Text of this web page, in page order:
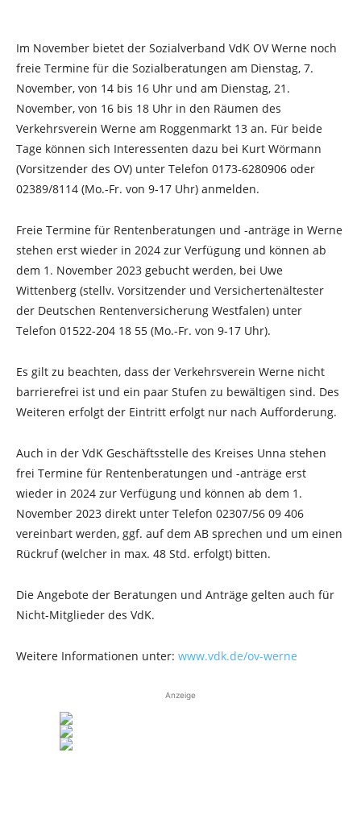
Im November bietet der Sozialverband VdK OV Werne noch
freie Termine für die Sozialberatungen am Dienstag, 7.
November, von 14 bis 16 Uhr und am Dienstag, 21.
November, von 16 bis 18 Uhr in den Räumen des
Verkehrsverein Werne am Roggenmarkt 13 an. Für beide
Tage können sich Interessenten dazu bei Kurt Wörmann
(Vorsitzender des OV) unter Telefon 0173-6280906 oder
02389/8114 (Mo.-Fr. von 9-17 Uhr) anmelden.
Freie Termine für Rentenberatungen und -anträge in Werne
stehen erst wieder in 2024 zur Verfügung und können ab
dem 1. November 2023 gebucht werden, bei Uwe
Wittenberg (stellv. Vorsitzender und Versichertenältester
der Deutschen Rentenversicherung Westfalen) unter
Telefon 01522-204 18 55 (Mo.-Fr. von 9-17 Uhr).
Es gilt zu beachten, dass der Verkehrsverein Werne nicht
barrierefrei ist und ein paar Stufen zu bewältigen sind. Des
Weiteren erfolgt der Eintritt erfolgt nur nach Aufforderung.
Auch in der VdK Geschäftsstelle des Kreises Unna stehen
frei Termine für Rentenberatungen und -anträge erst
wieder in 2024 zur Verfügung und können ab dem 1.
November 2023 direkt unter Telefon 02307/56 09 406
vereinbart werden, ggf. auf dem AB sprechen und um einen
Rückruf (welcher in max. 48 Std. erfolgt) bitten.
Die Angebote der Beratungen und Anträge gelten auch für
Nicht-Mitglieder des VdK.
Weitere Informationen unter: www.vdk.de/ov-werne
Anzeige